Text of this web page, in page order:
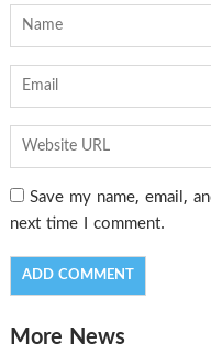
Save my name, email,
next time I comment.
More News